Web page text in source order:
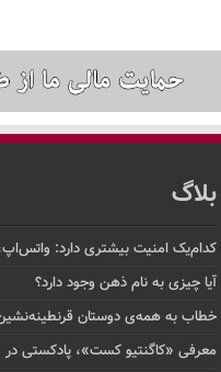
بلاگ
کدام‌یک امنیت بیشتری دارد:
آیا چیزی به نام ذهن وجود دارد؟
خطاب به همه‌ی دوستان
معرفی «کاگنتیو کست»، پادکستی